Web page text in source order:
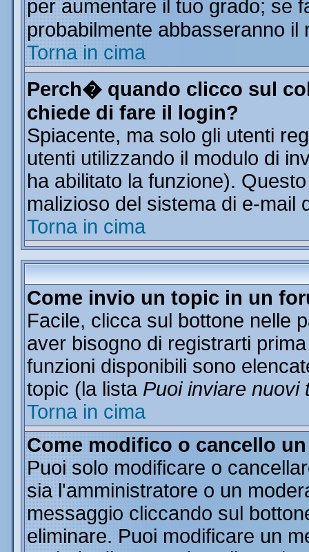
per aumentare il tuo grado; se
probabilmente abbasseranno il
Torna in cima
Perch� quando clicco sul
chiede di fare il login?
Spiacente, ma solo gli utenti
utenti utilizzando il modulo di
ha abilitato la funzione).
malizioso del sistema di e-mail
Torna in cima
Come invio un topic in un
Facile, clicca sul bottone nelle
aver bisogno di registrarti
funzioni disponibili sono
topic (la lista Puoi inviare nuovi
Torna in cima
Come modifico o cancello
Puoi solo modificare o
sia l'amministratore o un
messaggio cliccando sul
eliminare. Puoi modificare un